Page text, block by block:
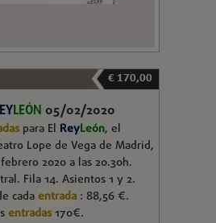
€ 170,00
LEÓN 05/02/2020
para El ReyLeón, el
Lope de Vega de Madrid,
2020 a las 20.30h.
Fila 14. Asientos 1 y 2.
cadaentrada : 88,56 €.
entradas170€.